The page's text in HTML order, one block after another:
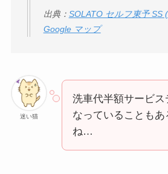
出典： SOLATO セルフ東予 SS
Google マップ
迷い猫
洗車代半額サービス
なっていることも
ね…